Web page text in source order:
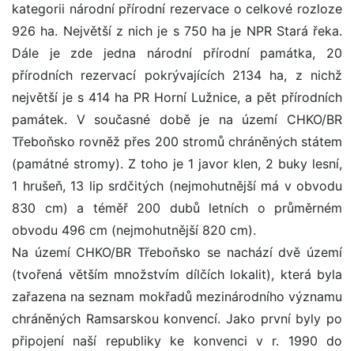
kategorii národní přírodní rezervace o celkové rozloze
926 ha. Největší z nich je s 750 ha je NPR Stará řeka.
Dále je zde jedna národní přírodní památka, 20
přírodních rezervací pokrývajících 2134 ha, z nichž
největší je s 414 ha PR Horní Lužnice, a pět přírodních
památek. V současné době je na území CHKO/BR
Třeboňsko rovněž přes 200 stromů chráněných státem
(památné stromy). Z toho je 1 javor klen, 2 buky lesní,
1 hrušeň, 13 lip srdčitých (nejmohutnější má v obvodu
830 cm) a téměř 200 dubů letních o průměrném
obvodu 496 cm (nejmohutnější 820 cm).
Na území CHKO/BR Třeboňsko se nachází dvě území
(tvořená větším množstvím dílčích lokalit), která byla
zařazena na seznam mokřadů mezinárodního významu
chráněných Ramsarskou konvencí. Jako první byly po
připojení naší republiky ke konvenci v r. 1990 do